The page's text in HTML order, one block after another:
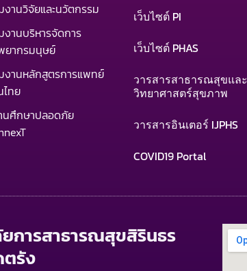
านวิจัยและนวัตกรรม
านบริหารจัดการ
ยากรมนุษย์
งานหลักสูตรการแพทย์
ไทย
นศึกษาปลอดภัย
เว็บไซต์ PI
เว็บไซต์ PHAS
วารสารสาธารณสุขและ
วิทยาศาสตร์สุขภาพ
วารสารอินเตอร์ IJPHS
COVID19 Portal
การสาธารณสุขสิรินธร
รัง